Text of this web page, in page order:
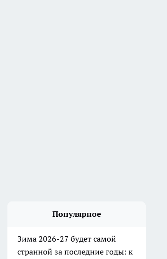
Популярное
Зима 2026-27 будет самой
странной за последние годы: к